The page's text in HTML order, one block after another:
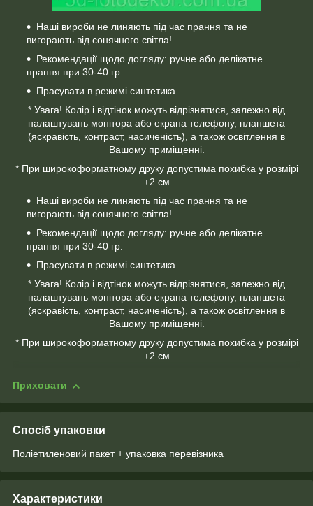
Наші вироби не линяють під час прання та не
вигорають від сонячного світла!
Рекомендації щодо догляду: ручне або делікатне
прання при 30-40 гр.
Прасувати в режимі синтетика.
* Увага! Колір і відтінок можуть відрізнятися, залежно від
налаштувань монітора або екрана телефону, планшета
(яскравість, контраст, насиченість), а також освітлення в
Вашому приміщенні.
* При широкоформатному друку допустима похибка у розмірі
±2 см
Наші вироби не линяють під час прання та не
вигорають від сонячного світла!
Рекомендації щодо догляду: ручне або делікатне
прання при 30-40 гр.
Прасувати в режимі синтетика.
* Увага! Колір і відтінок можуть відрізнятися, залежно від
налаштувань монітора або екрана телефону, планшета
(яскравість, контраст, насиченість), а також освітлення в
Вашому приміщенні.
* При широкоформатному друку допустима похибка у розмірі
±2 см
Приховати
Спосіб упаковки
Поліетиленовий пакет + упаковка перевізника
Характеристики